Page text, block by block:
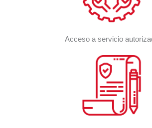
Acceso a servicio